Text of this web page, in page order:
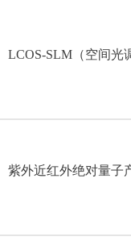
LCOS-SLM（空间光
紫外近红外绝对量子